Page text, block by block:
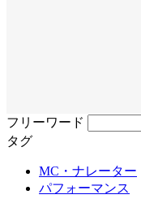
フリーワード
タグ
MC・ナレーター
パフォーマンス